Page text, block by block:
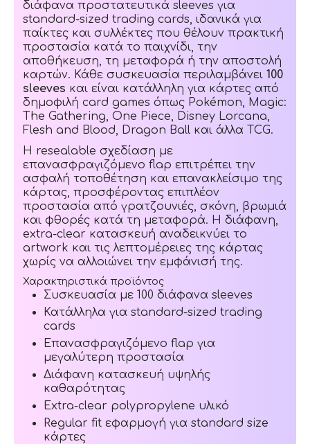
διάφανα προστατευτικά sleeves για
standard-sized trading cards, ιδανικά για
παίκτες και συλλέκτες που θέλουν πρακτική
προστασία κατά το παιχνίδι, την
αποθήκευση, τη μεταφορά ή την αποστολή
καρτών. Κάθε συσκευασία περιλαμβάνει100
sleeves και είναι κατάλληλη για κάρτες από
δημοφιλή card games όπως Pokémon, Magic:
The Gathering, One Piece, Disney Lorcana,
Flesh and Blood, Dragon Ball και άλλα TCG.
Η resealable σχεδίαση με
επανασφραγιζόμενο flap επιτρέπει την
ασφαλή τοποθέτηση και επανακλείσιμο της
κάρτας, προσφέροντας επιπλέον
προστασία από γρατζουνιές, σκόνη, βρωμιά
και φθορές κατά τη μεταφορά. Η διάφανη,
extra-clear κατασκευή αναδεικνύει το
artwork και τις λεπτομέρειες της κάρτας
χωρίς να αλλοιώνει την εμφάνισή της.
Χαρακτηριστικά προϊόντος
Συσκευασία με 100 διάφανα sleeves
Κατάλληλα για standard-sized trading
cards
Επανασφραγιζόμενο flap για
μεγαλύτερη προστασία
Διάφανη κατασκευή υψηλής
καθαρότητας
Extra-clear polypropylene υλικό
Regular fit εφαρμογή για standard size
κάρτες